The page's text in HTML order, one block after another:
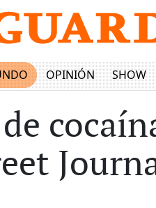
OPINIÓN SHOW